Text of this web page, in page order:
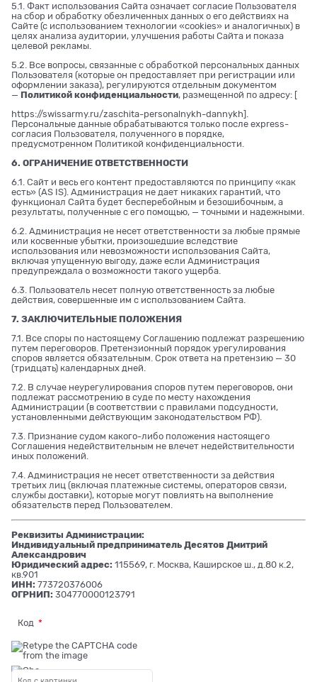
5.1. Факт использования Сайта означает согласие Пользователя
на сбор и обработку обезличенных данных о его действиях на
Сайте (с использованием технологии «cookies» и аналогичных) в
целях анализа аудитории, улучшения работы Сайта и показа
целевой рекламы.
5.2. Все вопросы, связанные с обработкой персональных данных
Пользователя (которые он предоставляет при регистрации или
оформлении заказа), регулируются отдельным документом
— Политикой конфиденциальности, размещенной по адресу: [
https://swissarmy.ru/zaschita-personalnykh-dannykh].
Персональные данные обрабатываются только после express-
согласия Пользователя, полученного в порядке,
предусмотренном Политикой конфиденциальности.
6. ОГРАНИЧЕНИЕ ОТВЕТСТВЕННОСТИ
6.1. Сайт и весь его контент предоставляются по принципу «как
есть» (AS IS). Администрация не дает никаких гарантий, что
функционал Сайта будет бесперебойным и безошибочным, а
результаты, полученные с его помощью, — точными и надежными.
6.2. Администрация не несет ответственности за любые прямые
или косвенные убытки, произошедшие вследствие
использования или невозможности использования Сайта,
включая упущенную выгоду, даже если Администрация
предупреждала о возможности такого ущерба.
6.3. Пользователь несет полную ответственность за любые
действия, совершенные им с использованием Сайта.
7. ЗАКЛЮЧИТЕЛЬНЫЕ ПОЛОЖЕНИЯ
7.1. Все споры по настоящему Соглашению подлежат разрешению
путем переговоров. Претензионный порядок урегулирования
споров является обязательным. Срок ответа на претензию — 30
(тридцать) календарных дней.
7.2. В случае неурегулирования споров путем переговоров, они
подлежат рассмотрению в суде по месту нахождения
Администрации (в соответствии с правилами подсудности,
установленными действующим законодательством РФ).
7.3. Признание судом какого-либо положения настоящего
Соглашения недействительным не влечет недействительности
иных положений.
7.4. Администрация не несет ответственности за действия
третьих лиц (включая платежные системы, операторов связи,
службы доставки), которые могут повлиять на выполнение
обязательств перед Пользователем.
Реквизиты Администрации:
Индивидуальный предприниматель Десятов Дмитрий
Александрович
Юридический адрес: 115569, г. Москва, Каширское ш., д.80 к.2,
кв.901
ИНН: 773720376006
ОГРНИП: 304770000123791
Код